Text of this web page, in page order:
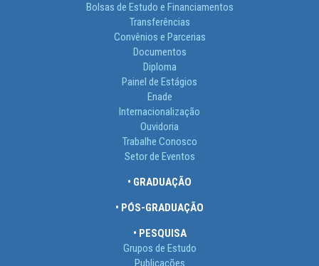
Bolsas de Estudo e Financiamentos
Transferências
Convênios e Parcerias
Documentos
Diploma
Painel de Estágios
Enade
Internacionalização
Ouvidoria
Trabalhe Conosco
Setor de Eventos
• GRADUAÇÃO
• PÓS-GRADUAÇÃO
• PESQUISA
Grupos de Estudo
Publicações